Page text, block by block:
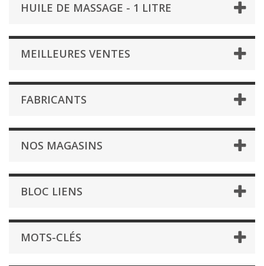
HUILE DE MASSAGE - 1 LITRE
MEILLEURES VENTES
FABRICANTS
NOS MAGASINS
BLOC LIENS
MOTS-CLÉS